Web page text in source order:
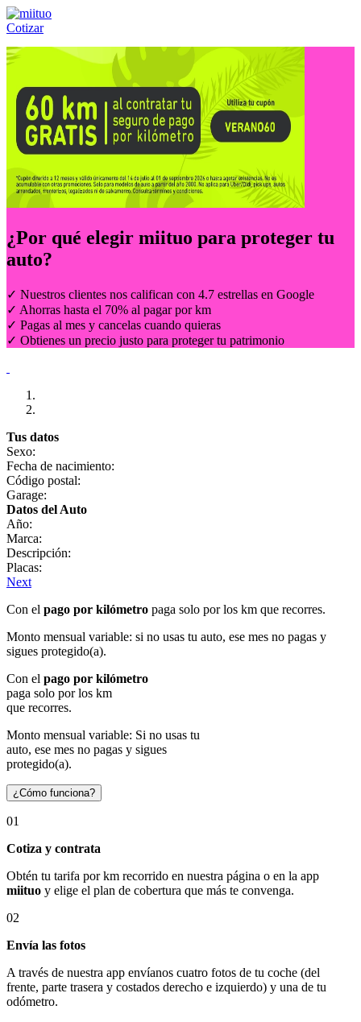
Cotizar
Llámanos al:(55) 84-21-05-00 ó
¿Por qué elegir miituo para proteger tu
auto?
✓ Nuestros clientes nos califican con 4.7 estrellas en Google
✓ Ahorras hasta el 70% al pagar por km
✓ Pagas al mes y cancelas cuando quieras
✓ Obtienes un precio justo para proteger tu patrimonio
Tus datos
Sexo:
Fecha de nacimiento:
Código postal:
Garage:
Datos del Auto
Año:
Marca:
Descripción:
Placas:
Next
Con el pago por kilómetro paga solo por los km que recorres.
Monto mensual variable: si no usas tu auto, ese mes no pagas y
sigues protegido(a).
Con el pago por kilómetro
paga solo por los km
que recorres.
Monto mensual variable: Si no usas tu
auto, ese mes no pagas y sigues
protegido(a).
¿Cómo funciona?
01
Cotiza y contrata
Obtén tu tarifa por km recorrido en nuestra página o en la app
miituo y elige el plan de cobertura que más te convenga.
02
Envía las fotos
A través de nuestra app envíanos cuatro fotos de tu coche (del
frente, parte trasera y costados derecho e izquierdo) y una de tu
odómetro.